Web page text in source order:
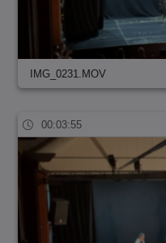
IMG_0231.MOV
00:03:55